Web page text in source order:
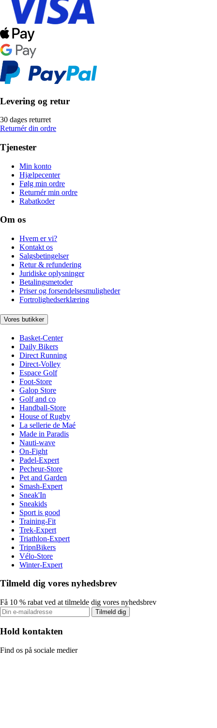
Levering og retur
30 dages returret
Returnér din ordre
Tjenester
Min konto
Hjælpecenter
Følg min ordre
Returnér min ordre
Rabatkoder
Om os
Hvem er vi?
Kontakt os
Salgsbetingelser
Retur & refundering
Juridiske oplysninger
Betalingsmetoder
Priser og forsendelsesmuligheder
Fortrolighedserklæring
Vores butikker
Basket-Center
Daily Bikers
Direct Running
Direct-Volley
Espace Golf
Foot-Store
Galop Store
Golf and co
Handball-Store
House of Rugby
La sellerie de Maé
Made in Paradis
Nauti-wave
On-Fight
Padel-Expert
Pecheur-Store
Pet and Garden
Smash-Expert
Sneak'In
Sneakids
Sport is good
Training-Fit
Trek-Expert
Triathlon-Expert
TripnBikers
Vélo-Store
Winter-Expert
Tilmeld dig vores nyhedsbrev
Få 10 % rabat ved at tilmelde dig vores nyhedsbrev
Tilmeld dig
Hold kontakten
Find os på sociale medier